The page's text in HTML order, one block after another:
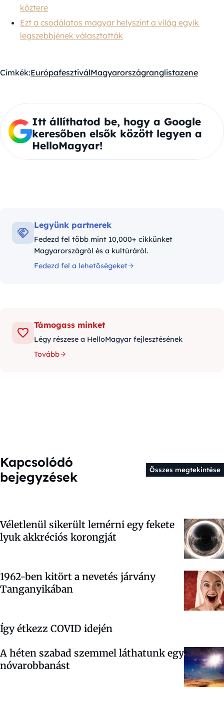
köztere
Ezt a csodálatos magyar helyszínt a világ egyik
legszebbjének választották
Címkék:EurópafesztiválMagyarországranglistazene
Itt állíthatod be, hogy a Google
keresőben elsők között legyen a
HelloMagyar!
Legyünk partnerek
Fedezd fel több mint 10,000+ cikkünket
Magyarországról és a kultúráról.
Fedezd fel a lehetőségeket
Támogass minket
Légy részese a HelloMagyar fejlesztésének
Tovább
Kapcsolódó
bejegyzések
Összes megtekintése
Véletlenül sikerült lemérni egy fekete
lyuk akkréciós korongját
1962-ben kitört a nevetés járvány
Tanganyikában
Így étkezz COVID idején
A héten szabad szemmel láthatunk egy
nóvarobbanást